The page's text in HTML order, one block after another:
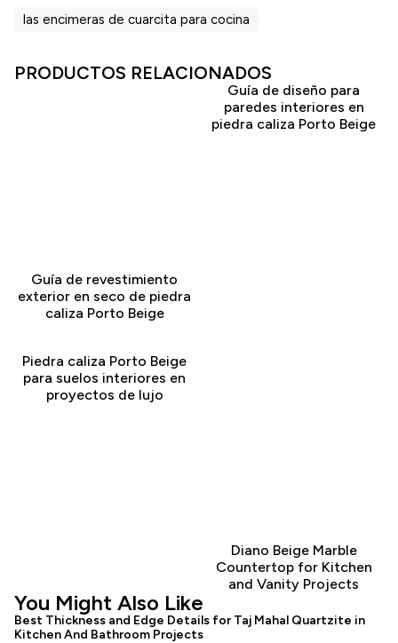
las encimeras de cuarcita para cocina
PRODUCTOS RELACIONADOS
Guía de revestimiento
exterior en seco de piedra
caliza Porto Beige
Guía de diseño para
paredes interiores en
piedra caliza Porto Beige
Piedra caliza Porto Beige
para suelos interiores en
proyectos de lujo
Diano Beige Marble
Countertop for Kitchen
and Vanity Projects
You Might Also Like
Best Thickness and Edge Details for Taj Mahal Quartzite in
Kitchen And Bathroom Projects